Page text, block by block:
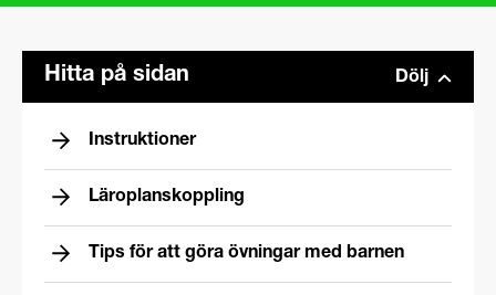
Hitta på sidan Dölj
Instruktioner
Läroplanskoppling
Tips för att göra övningar med barnen